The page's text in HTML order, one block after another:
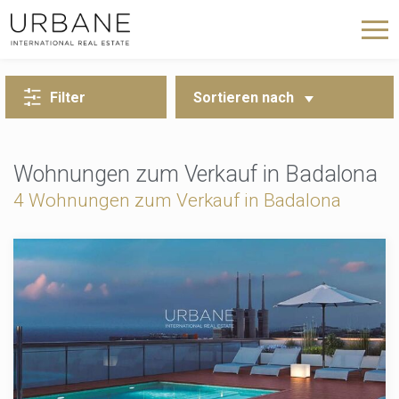
Filter Sortieren nach
Wohnungen zum Verkauf in Badalona
4 Wohnungen zum Verkauf in Badalona